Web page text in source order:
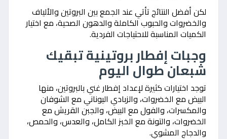
لكن أفضل النتائج تأتي عند الجمع بين البروتين والألياف
والخضروات والحبوب الكاملة والدهون الصحية، مع اختيار
الكميات المناسبة للاحتياجات الفردية.
وجبات إفطار بروتينية تبقيك
شبعان طوال اليوم
توجد اختيارات كثيرة لإعداد إفطار غني بالبروتين، منها
البيض مع الخضروات، والزبادي اليوناني مع الشوفان
والمكسرات، والفول مع البيض، والجبن القريش مع
الخضروات، والتونة مع الخبز الكامل، والعدس، والحمص،
والدجاج المشوي.